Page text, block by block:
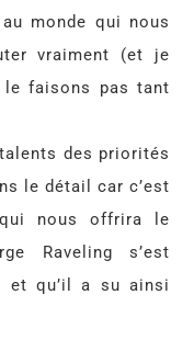
monde qui nous
vraiment (et je
faisons pas tant
des priorités
le détail car c’est
nous offrira le
Raveling s’est
et qu’il a su ainsi